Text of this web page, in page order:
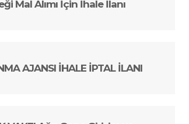
Mal Alımı İçin İhale İlanı
AJANSI İHALE İPTAL İLANI